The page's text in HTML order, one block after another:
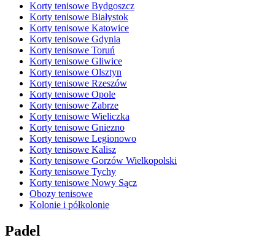
Korty tenisowe Bydgoszcz
Korty tenisowe Białystok
Korty tenisowe Katowice
Korty tenisowe Gdynia
Korty tenisowe Toruń
Korty tenisowe Gliwice
Korty tenisowe Olsztyn
Korty tenisowe Rzeszów
Korty tenisowe Opole
Korty tenisowe Zabrze
Korty tenisowe Wieliczka
Korty tenisowe Gniezno
Korty tenisowe Legionowo
Korty tenisowe Kalisz
Korty tenisowe Gorzów Wielkopolski
Korty tenisowe Tychy
Korty tenisowe Nowy Sącz
Obozy tenisowe
Kolonie i półkolonie
Padel